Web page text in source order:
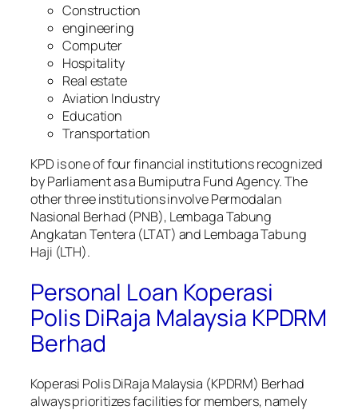
Construction
engineering
Computer
Hospitality
Real estate
Aviation Industry
Education
Transportation
KPD is one of four financial institutions recognized
by Parliament as a Bumiputra Fund Agency. The
other three institutions involve Permodalan
Nasional Berhad (PNB), Lembaga Tabung
Angkatan Tentera (LTAT) and Lembaga Tabung
Haji (LTH).
Personal Loan Koperasi
Polis DiRaja Malaysia KPDRM
Berhad
Koperasi Polis DiRaja Malaysia (KPDRM) Berhad
always prioritizes facilities for members, namely